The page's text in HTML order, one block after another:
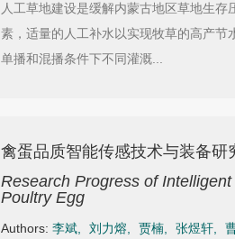
人工草地建设是缓解内蒙古地区草地生
素，适量的人工补水以实现牧草的高产
单播和混播条件下不同灌溉...
禽蛋品质智能传感技术与装备研
Research Progress of
Poultry Egg
Authors: 李斌 刘力熔 贾楠, 张煜轩,